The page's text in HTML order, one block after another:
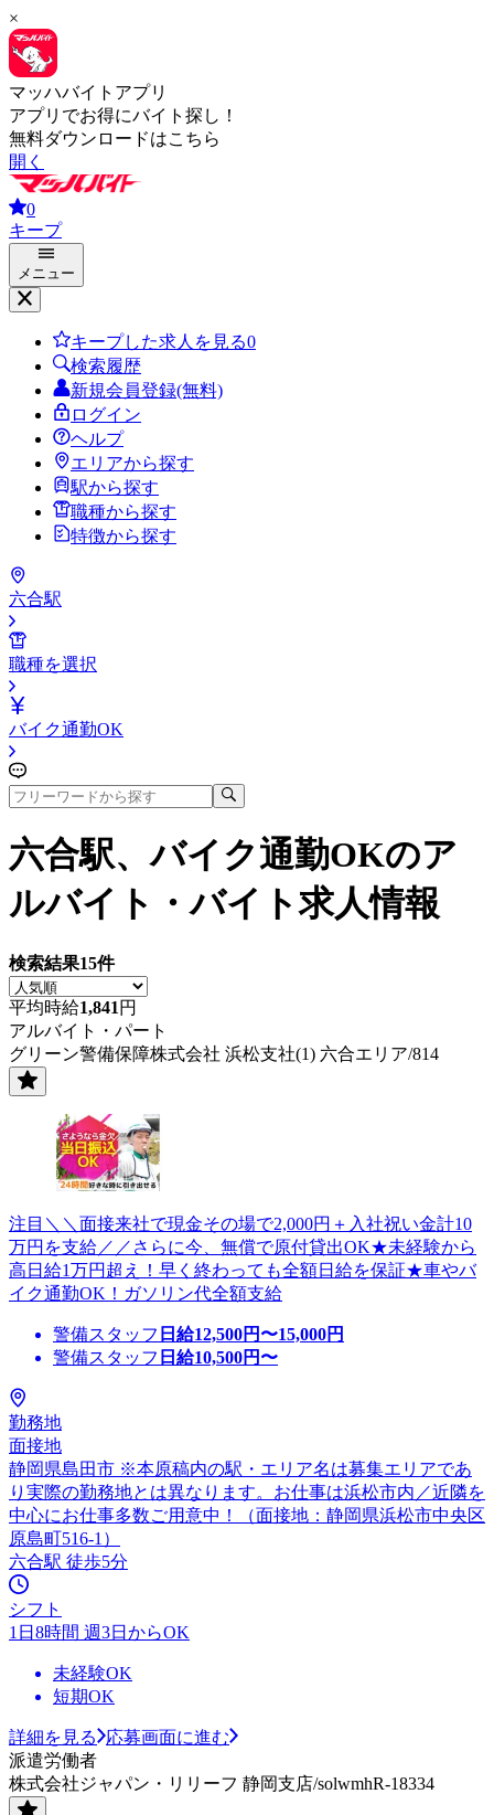
×
マッハバイトアプリ
アプリでお得にバイト探し！
無料ダウンロードはこちら
開く
0
キープ
メニュー
キープした求人を見る0
検索履歴
新規会員登録(無料)
ログイン
ヘルプ
エリアから探す
駅から探す
職種から探す
特徴から探す
六合駅
職種を選択
バイク通勤OK
六合駅、バイク通勤OKのア
ルバイト・バイト求人情報
検索結果15件
平均時給1,841 円
アルバイト・パート
グリーン警備保障株式会社 浜松支社(1) 六合エリア/814
注目＼＼面接来社で現金その場で2,000円＋入社祝い金計10
万円を支給／／さらに今、無償で原付貸出OK★未経験から
高日給1万円超え！早く終わっても全額日給を保証★車やバ
イク通勤OK！ガソリン代全額支給
警備スタッフ 日給12,500円〜15,000円
警備スタッフ 日給10,500円〜
勤務地
面接地
静岡県島田市 ※本原稿内の駅・エリア名は募集エリアであ
り実際の勤務地とは異なります。お仕事は浜松市内／近隣を
中心にお仕事多数ご用意中！（面接地：静岡県浜松市中央区
原島町516-1）
六合駅 徒歩5分
シフト
1日8時間 週3日からOK
未経験OK
短期OK
詳細を見る
応募画面に進む
派遣労働者
株式会社ジャパン・リリーフ 静岡支店/solwmhR-18334